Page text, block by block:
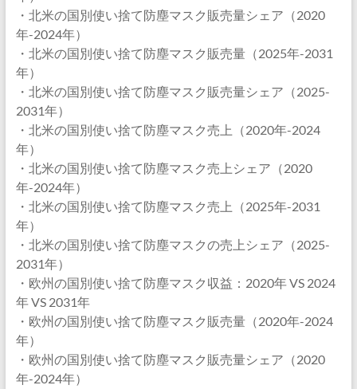
・北米の国別使い捨て防塵マスク販売量シェア（2020
年-2024年）
・北米の国別使い捨て防塵マスク販売量（2025年-2031
年）
・北米の国別使い捨て防塵マスク販売量シェア（2025-
2031年）
・北米の国別使い捨て防塵マスク売上（2020年-2024
年）
・北米の国別使い捨て防塵マスク売上シェア（2020
年-2024年）
・北米の国別使い捨て防塵マスク売上（2025年-2031
年）
・北米の国別使い捨て防塵マスクの売上シェア（2025-
2031年）
・欧州の国別使い捨て防塵マスク収益：2020年 VS 2024
年 VS 2031年
・欧州の国別使い捨て防塵マスク販売量（2020年-2024
年）
・欧州の国別使い捨て防塵マスク販売量シェア（2020
年-2024年）